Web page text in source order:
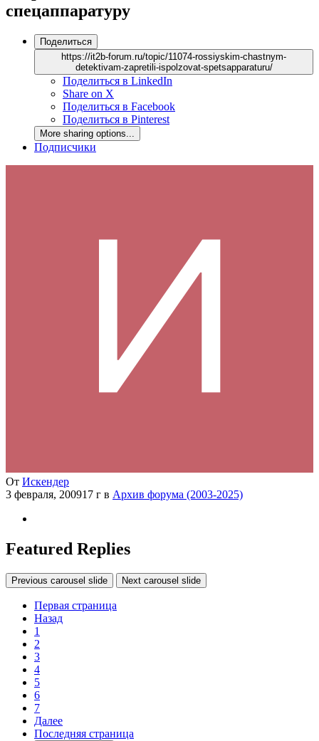
спецаппаратуру
Поделиться
https://it2b-forum.ru/topic/11074-rossiyskim-chastnym-
detektivam-zapretili-ispolzovat-spetsapparaturu/
Поделиться в LinkedIn
Share on X
Поделиться в Facebook
Поделиться в Pinterest
More sharing options...
Подписчики
От Искендер
3 февраля, 200917 г в Архив форума (2003-2025)
Featured Replies
Previous carousel slide Next carousel slide
Первая страница
Назад
1
2
3
4
5
6
7
Далее
Последняя страница